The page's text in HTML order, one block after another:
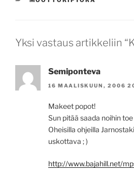
Yksi vastaus artikkeliin
Semiponteva
16 MAALISKUUN, 2006
Makeet popot!
Sun pitää saada noihin
Oheisilla ohjeilla
uskottava ; )
http://www.bajahill.net/